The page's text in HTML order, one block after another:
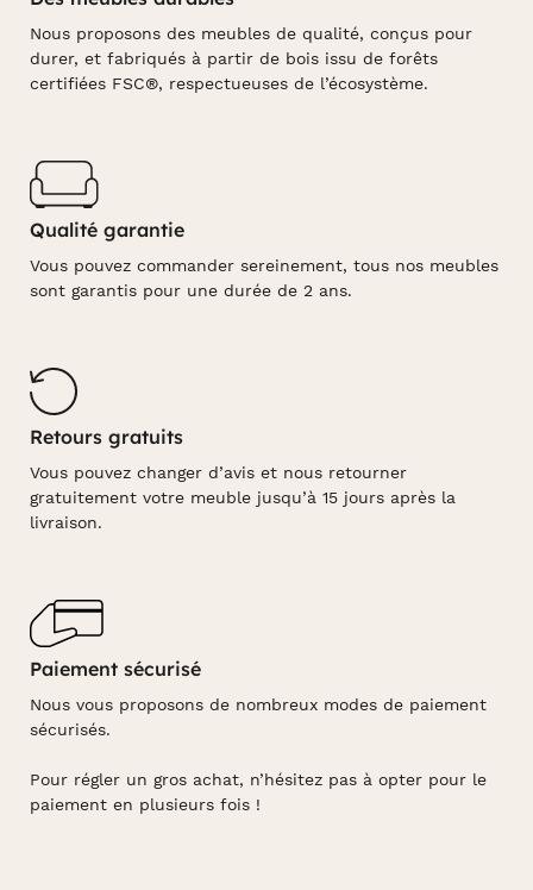
Nous proposons des meubles de qualité, conçus pour
durer, et fabriqués à partir de bois issu de forêts
certifiées FSC®, respectueuses de l’écosystème.
Qualité garantie
Vous pouvez commander sereinement, tous nos meubles
sont garantis pour une durée de 2 ans.
Retours gratuits
Vous pouvez changer d’avis et nous retourner
gratuitement votre meuble jusqu’à 15 jours après la
livraison.
Paiement sécurisé
Nous vous proposons de nombreux modes de paiement
sécurisés.
Pour régler un gros achat, n’hésitez pas à opter pour le
paiement en plusieurs fois !